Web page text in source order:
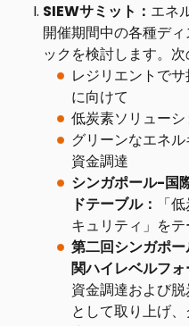
SIEWサミット： エネ
開催期間中の各種デ
ックを検討します。次
レジリエントで
に向けて
低炭素ソリュー
グリーンなエネ
資金調達
シンガポール-国
ドテーブル：
「
キュリティ」をテ
第二回シンガポ
関ハイレベルフォ
資金調達および
として取り上げ